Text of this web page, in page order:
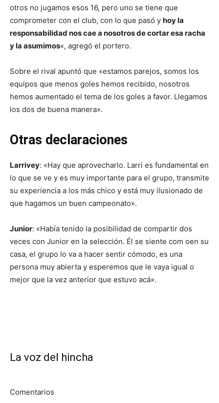
otros no jugamos esos 16, pero uno se tiene que
comprometer con el club, con lo que pasó y hoy la
responsabilidad nos cae a nosotros de cortar esa racha
y la asumimos«, agregó el portero.
Sobre el rival apuntó que «estamos parejos, somos los
equipos que menos goles hemos recibido, nosotros
hemos aumentado el tema de los goles a favor. Llegamos
los dos de buena manera».
Otras declaraciones
Larrivey: «Hay que aprovecharlo. Larri es fundamental en
lo que se ve y es muy importante para el grupo, transmite
su experiencia a los más chico y está muy ilusionado de
que hagamos un buen campeonato».
Junior: «Había tenido la posibilidad de compartir dos
veces con Junior en la selección. Él se siente com oen su
casa, el grupo lo va a hacer sentir cómodo, es una
persona muy abierta y esperemos que le vaya igual o
mejor que la vez anterior que estuvo acá».
La voz del hincha
Comentarios